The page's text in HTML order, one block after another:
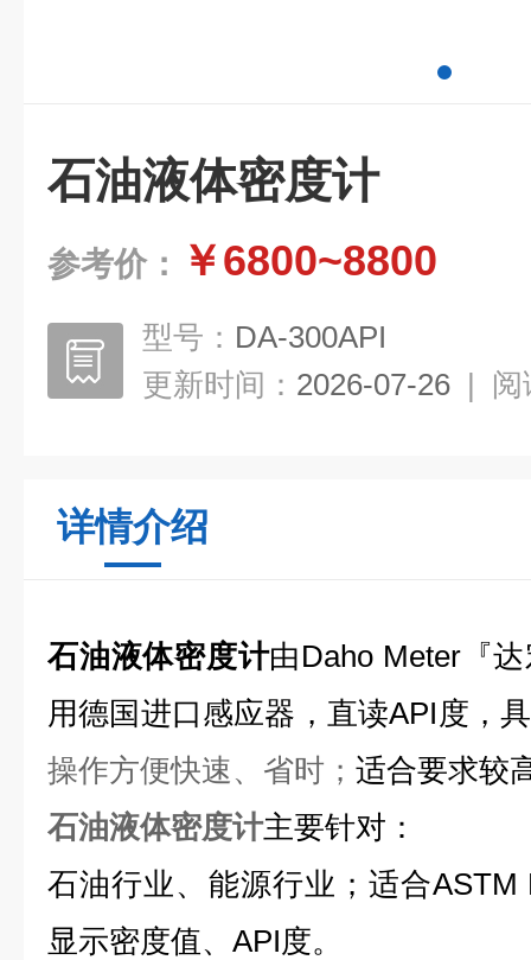
石油液体密度计
参考价： ￥6800~8800
型号： DA-300API
更新时间： 2026-07-26 | 阅
详情介绍
石油液体密度计由Daho Meter『
用德国进口感应器， 直读API度，
操作方便快速、省时 ； 适合要求较
石油液体密度计主要针对：
石油行业、能源行业 ； 适合ASTM
显示密度值、API度。